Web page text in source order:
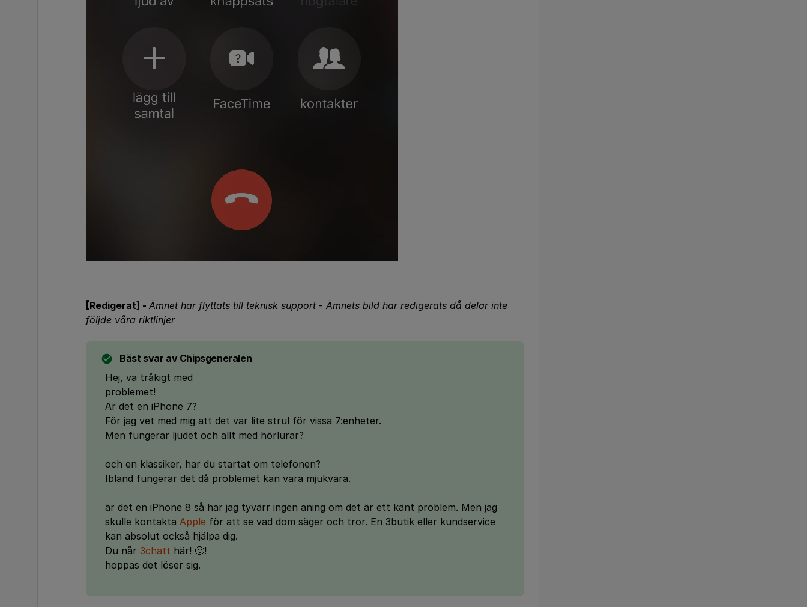
[Redigerat] - Ämnet har flyttats till teknisk support- Ämnets bild har redigerats då delar inte
följde våra riktlinjer
Bäst svar av Chipsgeneralen
Hej, va tråkigt med
problemet!
Är det en iPhone 7?
För jag vet med mig att det var lite strul för vissa 7:enheter.
Men fungerar ljudet och allt med hörlurar?
och en klassiker, har du startat om telefonen?
Ibland fungerar det då problemet kan vara mjukvara.
är det en iPhone 8 så har jag tyvärr ingen aning om det är ett känt problem. Men jag
skulle kontakta Apple för att se vad dom säger och tror. En 3butik eller kundservice
kan absolut också hjälpa dig.
Du når 3chatt här! 🙂!
hoppas det löser sig.